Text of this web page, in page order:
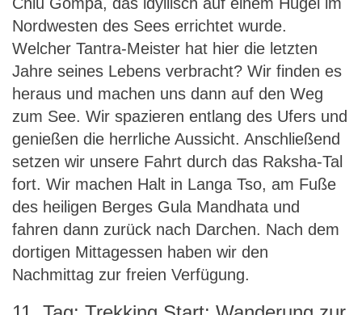
Nordwesten des Sees errichtet wurde.
Welcher Tantra-Meister hat hier die letzten
Jahre seines Lebens verbracht? Wir finden es
heraus und machen uns dann auf den Weg
zum See. Wir spazieren entlang des Ufers und
genießen die herrliche Aussicht. Anschließend
setzen wir unsere Fahrt durch das Raksha-Tal
fort. Wir machen Halt in Langa Tso, am Fuße
des heiligen Berges Gula Mandhata und
fahren dann zurück nach Darchen. Nach dem
dortigen Mittagessen haben wir den
Nachmittag zur freien Verfügung.